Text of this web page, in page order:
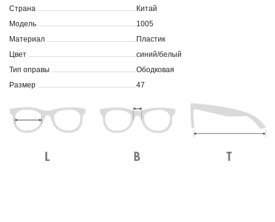
Страна
Китай
Модель
1005
Материал
Пластик
Цвет
синий/белый
Тип оправы
Ободковая
Размер
47